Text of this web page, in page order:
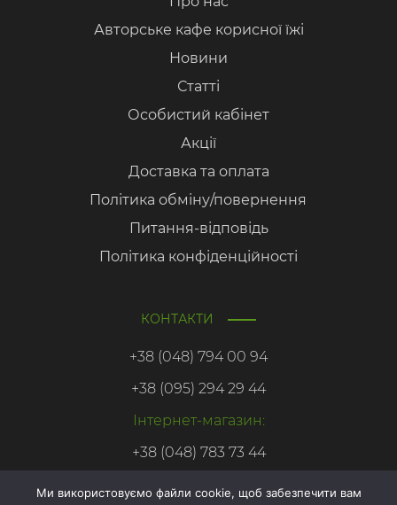
Авторське кафе корисної їжі
Новини
Статті
Особистий кабінет
Акції
Доставка та оплата
Політика обміну/повернення
Питання-відповідь
Політика конфіденційності
КОНТАКТИ
+38 (048) 794 00 94
+38 (095) 294 29 44
Інтернет-магазин:
+38 (048) 783 73 44
Ми використовуємо файли cookie, щоб забезпечити вам